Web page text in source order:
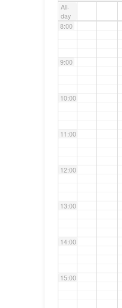
All-
day
8:00
9:00
10:00
11:00
12:00
13:00
14:00
15:00